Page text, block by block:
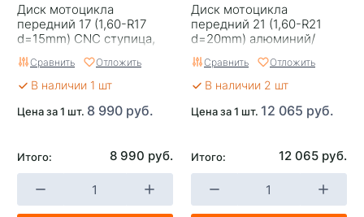
Диск мотоцикла
передний 17 (1,60-R17
d=15mm) CNC ступица,
алюминий/красный X-
TECH
Сравнить Отложить
В наличии 1 шт
Цена за 1 шт. 8 990 руб.
Итого: 8 990 руб.
Диск мотоцикла
передний 21 (1,60-R21
d=20mm) алюминий/
красный KAYO с 2014г.
115x101x6
Сравнить Отложить
В наличии 2 шт
Цена за 1 шт. 12 065 руб.
Итого: 12 065 руб.